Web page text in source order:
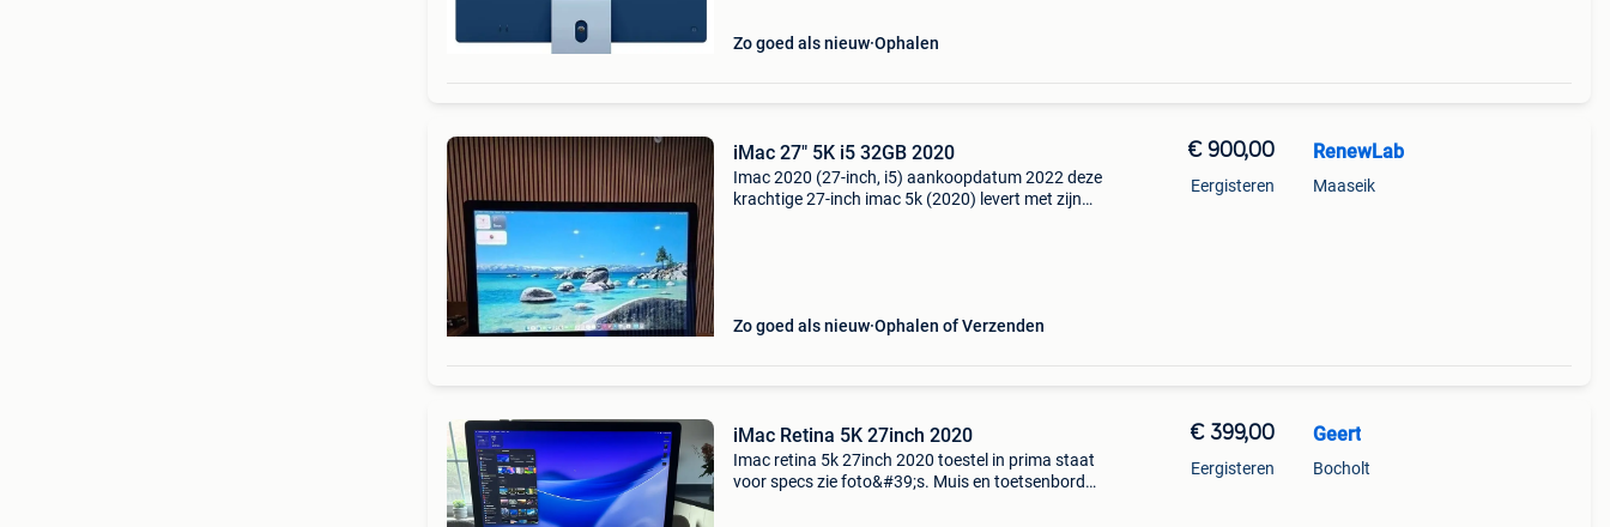
Zo goed als nieuw Ophalen
iMac 27" 5K i5 32GB 2020
Imac 2020 (27-inch, i5) aankoopdatum 2022 deze
krachtige 27-inch imac 5k (2020) levert met zijn
Zo goed als nieuw Ophalen of Verzenden
€ 900,00
Eergisteren
RenewLab
Maaseik
iMac Retina 5K 27inch 2020
Imac retina 5k 27inch 2020 toestel in prima staat
voor specs zie foto&#39;s. Muis en toetsenbord
€ 399,00
Eergisteren
Geert
Bocholt